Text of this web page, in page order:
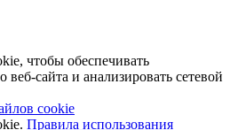
чтобы обеспечивать
сайта и анализировать сетевой
cookie
Правила использования